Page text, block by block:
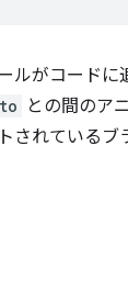
ルがコードに
との間のア
されているブ